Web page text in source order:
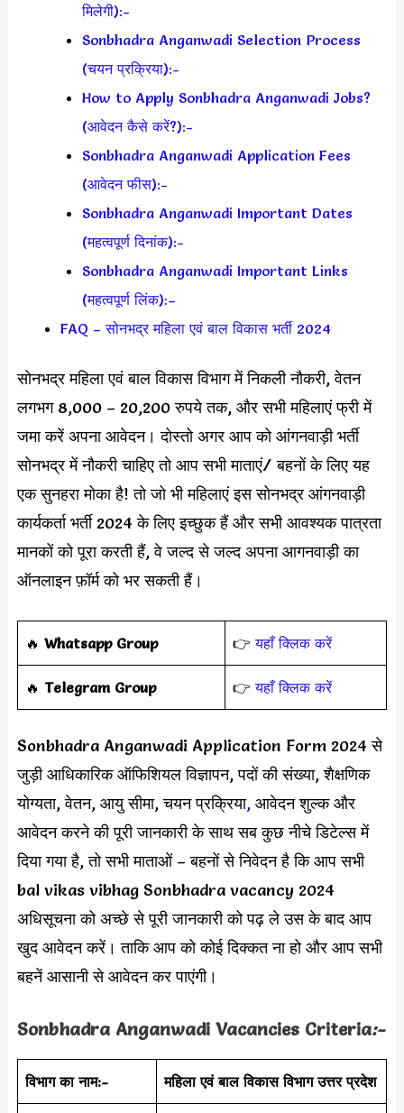
मिलेगी):-
Sonbhadra Anganwadi Selection Process
(चयन प्रक्रिया):-
How to Apply Sonbhadra Anganwadi Jobs?
(आवेदन कैसे करें?):-
Sonbhadra Anganwadi Application Fees
(आवेदन फीस):-
Sonbhadra Anganwadi Important Dates
(महत्वपूर्ण दिनांक):-
Sonbhadra Anganwadi Important Links
(महत्वपूर्ण लिंक):–
FAQ – सोनभद्र महिला एवं बाल विकास भर्ती 2024
सोनभद्र महिला एवं बाल विकास विभाग में निकली नौकरी, वेतन
लगभग 8,000 – 20,200 रुपये तक, और सभी महिलाएं फ्री में
जमा करें अपना आवेदन। दोस्तो अगर आप को आंगनवाड़ी भर्ती
सोनभद्र में नौकरी चाहिए तो आप सभी माताएं/ बहनों के लिए यह
एक सुनहरा मोका है! तो जो भी महिलाएं इस सोनभद्र आंगनवाड़ी
कार्यकर्ता भर्ती 2024 के लिए इच्छुक हैं और सभी आवश्यक पात्रता
मानकों को पूरा करती हैं, वे जल्द से जल्द अपना आगनवाड़ी का
ऑनलाइन फ़ॉर्म को भर सकती हैं।
‎️‍🔥 Whatsapp Group 👉यहाँ क्लिक करें
‎️‍🔥 Telegram Group 👉यहाँ क्लिक करें
Sonbhadra Anganwadi Application Form 2024 से
जुड़ी आधिकारिक ऑफिशियल विज्ञापन, पदों की संख्या, शैक्षणिक
योग्यता, वेतन, आयु सीमा, चयन प्रक्रिया, आवेदन शुल्क और
आवेदन करने की पूरी जानकारी के साथ सब कुछ नीचे डिटेल्स में
दिया गया है, तो सभी माताओं – बहनों से निवेदन है कि आप सभी
bal vikas vibhag Sonbhadra vacancy 2024
अधिसूचना को अच्छे से पूरी जानकारी को पढ़ ले उस के बाद आप
खुद आवेदन करें। ताकि आप को कोई दिक्कत ना हो और आप सभी
बहनें आसानी से आवेदन कर पाएंगी।
Sonbhadra Anganwadi Vacancies Criteria:-
विभाग का नाम:- महिला एवं बाल विकास विभाग उत्तर प्रदेश